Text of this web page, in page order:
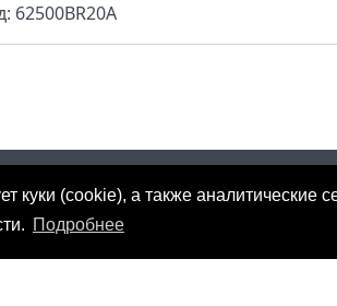
куки (cookie), а также
Подробнее
62500BR20A
и разработка — Арт студия